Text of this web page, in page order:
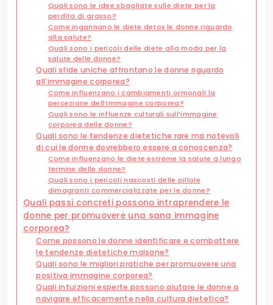
Quali sono le idee sbagliate sulle diete per la
perdita di grasso?
Come ingannano le diete detox le donne riguardo
alla salute?
Quali sono i pericoli delle diete alla moda per la
salute delle donne?
Quali sfide uniche affrontano le donne riguardo
all’immagine corporea?
Come influenzano i cambiamenti ormonali la
percezione dell’immagine corporea?
Quali sono le influenze culturali sull’immagine
corporea delle donne?
Quali sono le tendenze dietetiche rare ma notevoli
di cui le donne dovrebbero essere a conoscenza?
Come influenzano le diete estreme la salute a lungo
termine delle donne?
Quali sono i pericoli nascosti delle pillole
dimagranti commercializzate per le donne?
Quali passi concreti possono intraprendere le
donne per promuovere una sana immagine
corporea?
Come possono le donne identificare e combattere
le tendenze dietetiche malsane?
Quali sono le migliori pratiche per promuovere una
positiva immagine corporea?
Quali intuizioni esperte possono aiutare le donne a
navigare efficacemente nella cultura dietetica?